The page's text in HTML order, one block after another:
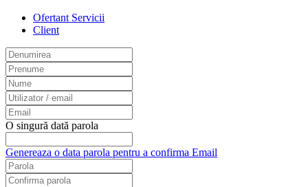
Ofertant Servicii
Client
O singură dată parola
Genereaza o data parola pentru a confirma Email